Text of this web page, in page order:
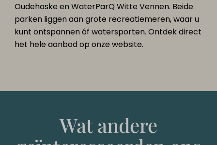
Oudehaske en WaterParQ Witte Vennen. Beide
parken liggen aan grote recreatiemeren, waar u
kunt ontspannen óf watersporten. Ontdek direct
het hele aanbod op onze website.
Wat andere